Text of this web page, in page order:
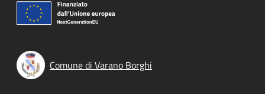
Comune di Varano Borghi